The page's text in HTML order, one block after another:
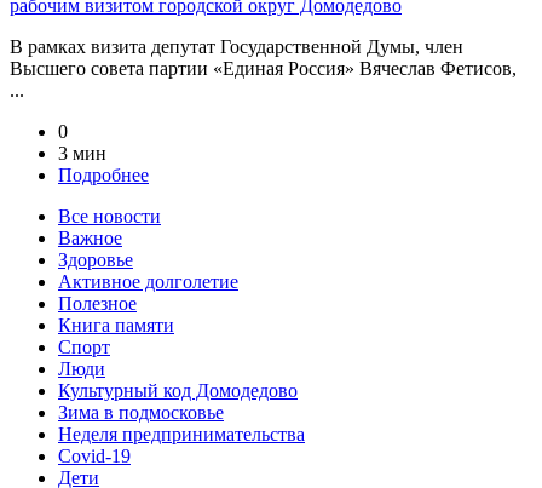
рабочим визитом городской округ Домодедово
В рамках визита депутат Государственной Думы, член
Высшего совета партии «Единая Россия» Вячеслав Фетисов,
...
0
3 мин
Подробнее
Все новости
Важное
Здоровье
Активное долголетие
Полезное
Книга памяти
Спорт
Люди
Культурный код Домодедово
Зима в подмосковье
Неделя предпринимательства
Covid-19
Дети